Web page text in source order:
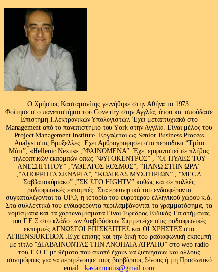
Ο Χρήστος Κασταμονίτης γεννήθηκε στην Αθήνα το 1973.
Φοίτησε στο πανεπιστήμιο του Coventry στην Αγγλία, όπου και σπούδασε
Επιστήμη Ηλεκτρονικών Υπολογιστών. Έχει μεταπτυχιακό στο
Management από το πανεπιστήμιο του Υork στην Αγγλία. Είναι μέλος του
Project Management Institute. Εργάζεται ως Senior Business Process
Analyst στις Βρυξελλες. Εχει Αρθρογραφησει στα περιοδικά “Τρίτο
Μάτι”, «Hellenic Nexus» ,”ΦΑΙΝΟΜΕΝΑ”. Έχει εμφανιστεί σε πλήθος
τηλεοπτικών εκπομπών όπως “ΦΥΓΟΚΕΝΤΡΟΣ” , “ΟΙ ΠΥΛΕΣ ΤΟΥ
ΑΝΕΞΗΓΗΤΟΥ” ,”ΑΘΕΑΤΟΣ ΚΟΣΜΟΣ”, “ΠΑΝΩ ΣΤΗΝ ΩΡΑ”
,”ΑΠΟΡΡΗΤΑ ΣΕΝΑΡΙΑ”, “ΚΩΔΙΚΑΣ ΜΥΣΤΗΡΙΩΝ” , “MEGA
Σαββατοκύριακο” ,”ΣΚ ΣΤΟ HIGHTV” καθώς και σε πολλές
ραδιοφωνικές εκπομπές .Στα ερευνητικά του ενδιαφέροντα
συγκαταλέγονται τα UFO, η ιστορία του ευρύτερου ελληνικού χώρου κ.ά.
Στα συλλεκτικά του ενδιαφέροντα περιλαμβάνονται τα γραμματόσημα, τα
νομίσματα και τα χαρτονομίσματα.Είναι Έφεδρος Ειδικός Επιστήμονας
του Γ.Ε.Σ στο κλάδο των Διαβιβάσεων.Συμμετείχε στις ραδιοφωνικές
εκπομπές ΑΓΝΩΣΤΟΙ ΕΠΙΣΚΕΠΤΕΣ και ΟΙ ΧΡΗΣΤΕΣ στο
ATHENSJUKEBOX .Ειχε επισης και την δική του ραδιοφωνική εκπομπή
με τίτλο “ΔΙΑΒΑΙΝΟΝΤΑΣ ΤΗΝ ΑΝΟΠΑΙΑ ΑΤΡΑΠΟ” στο web radio
του Ε.Ο.Ε με θέματα που σκοπό έχουν να ξυπνήσουν και άλλους
συντρόφους για να περιμένουμε τους βαρβάρους ξένους ή μη.Προσωπικό
email : kastamonitis@gmail.com